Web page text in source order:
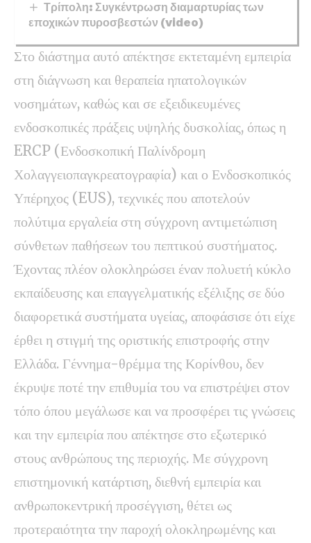
Τρίπολη: Συγκέντρωση διαμαρτυρίας των
εποχικών πυροσβεστών (video)
Στο διάστημα αυτό απέκτησε εκτεταμένη εμπειρία
στη διάγνωση και θεραπεία ηπατολογικών
νοσημάτων, καθώς και σε εξειδικευμένες
ενδοσκοπικές πράξεις υψηλής δυσκολίας, όπως η
ERCP (Ενδοσκοπική Παλίνδρομη
Χολαγγειοπαγκρεατογραφία) και ο Ενδοσκοπικός
Υπέρηχος (EUS), τεχνικές που αποτελούν
πολύτιμα εργαλεία στη σύγχρονη αντιμετώπιση
σύνθετων παθήσεων του πεπτικού συστήματος.
Έχοντας πλέον ολοκληρώσει έναν πολυετή κύκλο
εκπαίδευσης και επαγγελματικής εξέλιξης σε δύο
διαφορετικά συστήματα υγείας, αποφάσισε ότι είχε
έρθει η στιγμή της οριστικής επιστροφής στην
Ελλάδα. Γέννημα-θρέμμα της Κορίνθου, δεν
έκρυψε ποτέ την επιθυμία του να επιστρέψει στον
τόπο όπου μεγάλωσε και να προσφέρει τις γνώσεις
και την εμπειρία που απέκτησε στο εξωτερικό
στους ανθρώπους της περιοχής. Με σύγχρονη
επιστημονική κατάρτιση, διεθνή εμπειρία και
ανθρωποκεντρική προσέγγιση, θέτει ως
προτεραιότητα την παροχή ολοκληρωμένης και